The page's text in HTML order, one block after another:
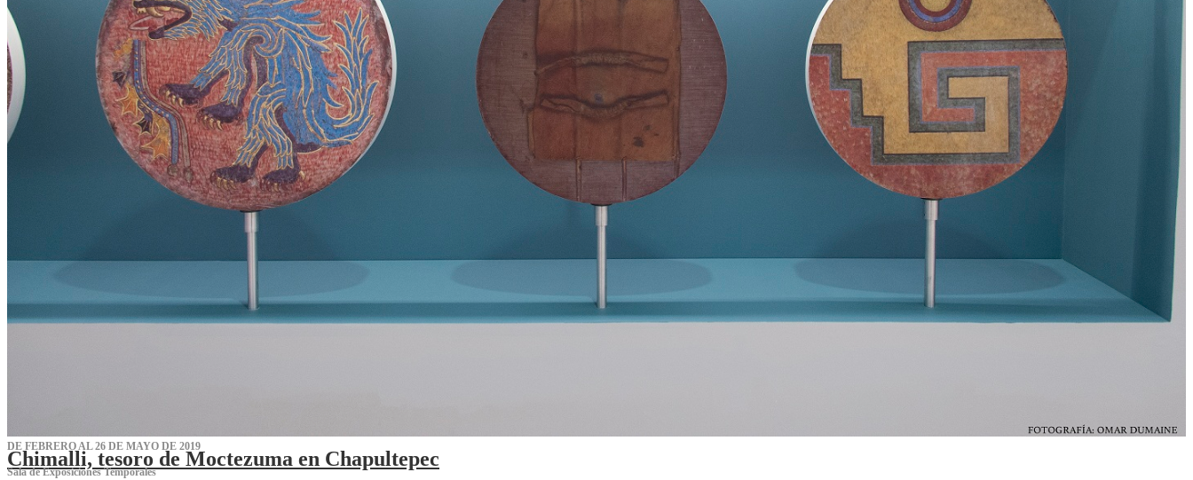
DE FEBRERO AL 26 DE MAYO DE 2019
Chimalli, tesoro de Moctezuma en Chapultepec
Sala de Exposiciones Temporales